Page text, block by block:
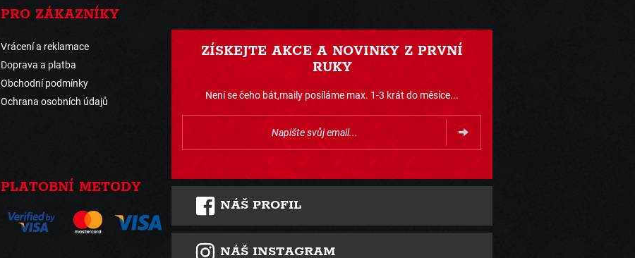
PRO ZÁKAZNÍKY
Vrácení a reklamace
Doprava a platba
Obchodní podmínky
Ochrana osobních údajů
PLATOBNÍ METODY
ZÍSKEJTE AKCE A NOVINKY Z PRVNÍ
RUKY
Není se čeho bát,maily posíláme max. 1-3 krát do měsíce...
NÁŠ PROFIL
NÁŠ INSTAGRAM